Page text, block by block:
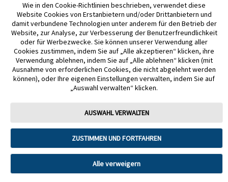
Impressum Nutzungsbedingungen
Datenschutzerklärung
Cookie Richtlinie
Barrierefreiheitserklärung
Mitteilung zur Datenverordnung
Cookie-Präferenzen
Copyright © 2026 Abbott. Alle Rechte vorbehalten. Libre, das
Designs sind das geistige Eigentum der Abbott Unternehmensgruppe in
ausgewählten Ländern.
Tandem Diabetes Care, Inc. Alle Rechte vorbehalten. Tandem Diabetes
Care, die Tandem Logos, Control-IQ, Control-IQ+, t:slim X2, t:slim, Tandem
t:slim Mobile App und Tandem Source sind eingetragene Marken oder
Marken von Tandem Diabetes Care, Inc. in den USA und/oder anderen
Ländern.
Wie in den Cookie-Richtlinien beschrieben, verwendet diese
Website Cookies von Erstanbietern und/oder Drittanbietern und
damit verbundene Technologien unter anderem für den Betrieb der
Website, zur Analyse, zur Verbesserung der Benutzerfreundlichkeit
oder für Werbezwecke. Sie können unserer Verwendung aller
Cookies zustimmen, indem Sie auf „Alle akzeptieren“ klicken, ihre
Verwendung ablehnen, indem Sie auf „Alle ablehnen“ klicken (mit
Ausnahme von erforderlichen Cookies, die nicht abgelehnt werden
können), oder Ihre eigenen Einstellungen verwalten, indem Sie auf
„Auswahl verwalten“ klicken.
AUSWAHL VERWALTEN
ZUSTIMMEN UND FORTFAHREN
Alle verweigern